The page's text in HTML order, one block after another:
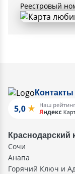
Реестровый
Краснодарский
Сочи
Анапа
Горячий Ключ и